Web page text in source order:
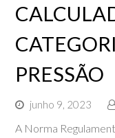
PRESSÃO
junho 9, 2023
A Norma